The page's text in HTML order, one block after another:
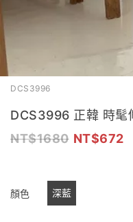
DCS3996
DCS3996 正韓 時髦
1680
672
顏色 深藍